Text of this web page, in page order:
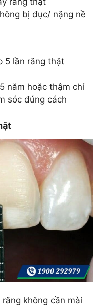
bị đục/ nặng nề
5 lần răng thật
năm hoặc thậm chí
sóc đúng cách
không cần mài